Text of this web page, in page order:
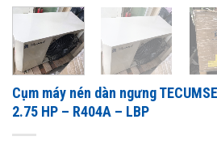
Cụm máy nén dàn ngưng
2.75 HP – R404A – LBP